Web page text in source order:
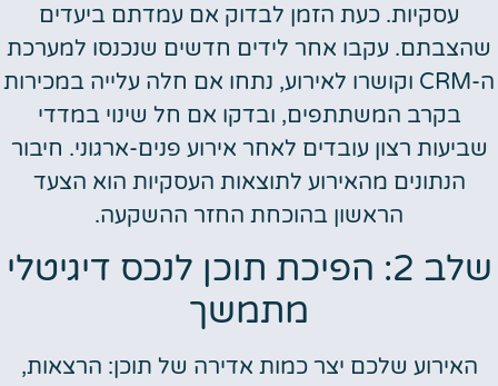
עסקיות. כעת הזמן לבדוק אם עמדתם ביעדים
שהצבתם. עקבו אחר לידים חדשים שנכנסו למערכת
ה-CRM וקושרו לאירוע, נתחו אם חלה עלייה במכירות
בקרב המשתתפים, ובדקו אם חל שינוי במדדי
שביעות רצון עובדים לאחר אירוע פנים-ארגוני. חיבור
הנתונים מהאירוע לתוצאות העסקיות הוא הצעד
הראשון בהוכחת החזר ההשקעה.
שלב 2: הפיכת תוכן לנכס דיגיטלי
מתמשך
האירוע שלכם יצר כמות אדירה של תוכן: הרצאות,